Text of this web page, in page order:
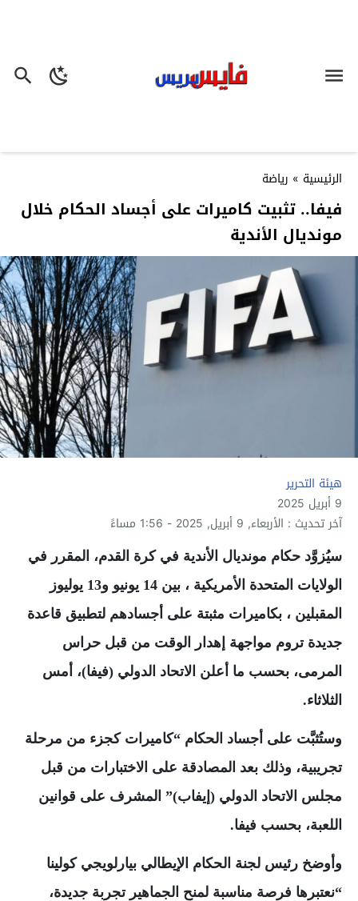
الرئيسية » رياضة
فيفا.. تثبيت كاميرات على أجساد الحكام خلال
مونديال الأندية
هيئة التحرير
9 أبريل 2025
آخر تحديث : الأربعاء, 9 أبريل, 2025 - 1:56 مساءً
سيُزوَّد حكام مونديال الأندية في كرة القدم، المقرر في
الولايات المتحدة الأمريكية ، بين 14 يونيو و13 يوليوز
المقبلين ، بكاميرات مثبتة على أجسادهم لتطبيق قاعدة
جديدة تروم مواجهة إهدار الوقت من قبل حراس
المرمى، بحسب ما أعلن الاتحاد الدولي (فيفا)، أمس
الثلاثاء.
وستُثبَّت على أجساد الحكام “كاميرات كجزء من مرحلة
تجريبية، وذلك بعد المصادقة على الاختبارات من قبل
مجلس الاتحاد الدولي (إيفاب)” المشرف على قوانين
اللعبة، بحسب فيفا.
وأوضخ رئيس لجنة الحكام الإيطالي بيارلويجي كولينا
“نعتبرها فرصة مناسبة لمنح الجماهير تجربة جديدة،